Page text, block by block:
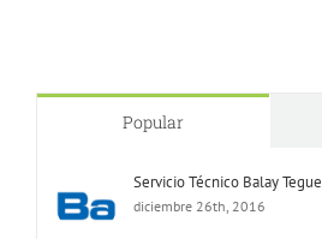
Popular
Servicio Técnico Balay
diciembre 26th, 2016